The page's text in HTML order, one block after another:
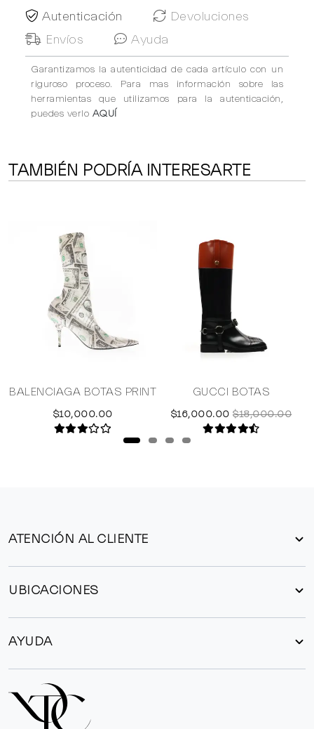
Autenticación
Devoluciones
Envíos
Ayuda
Garantizamos la autenticidad de cada artículo con un
riguroso proceso. Para mas información sobre las
herramientas que utilizamos para la autenticación,
puedes verlo AQUÍ
TAMBIÉN PODRÍA INTERESARTE
BALENCIAGA BOTAS PRINT
$10,000.00
GUCCI BOTAS
$16,000.00 $18,000.00
ATENCIÓN AL CLIENTE
UBICACIONES
AYUDA